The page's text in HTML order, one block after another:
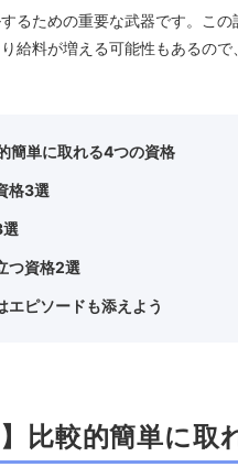
るための重要な武器です。こ
給料が増える可能性もあるの
簡単に取れる4つの資格
格3選
つ資格2選
エピソードも添えよう
比較的簡単に